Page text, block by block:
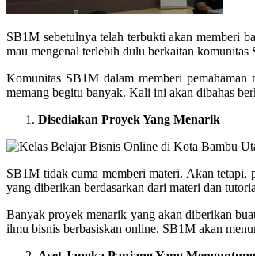
SB1M sebetulnya telah terbukti akan memberi
mau mengenal terlebih dulu berkaitan
Komunitas SB1M dalam memberi
memang begitu banyak. Kali ini akan dibahas
Disediakan Proyek Yang Menarik
SB1M tidak cuma memberi materi. Akan tetapi,
yang diberikan berdasarkan dari materi dan
Banyak proyek menarik yang akan diberikan
ilmu bisnis berbasiskan online. SB1M akan